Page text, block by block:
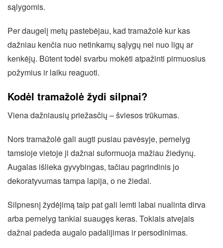
sąlygomis.
Per daugelį metų pastebėjau, kad tramažolė kur kas
dažniau kenčia nuo netinkamų sąlygų nei nuo ligų ar
kenkėjų. Būtent todėl svarbu mokėti atpažinti pirmuosius
požymius ir laiku reaguoti.
Kodėl tramažolė žydi silpnai?
Viena dažniausių priežasčių – šviesos trūkumas.
Nors tramažolė gali augti pusiau pavėsyje, pernelyg
tamsioje vietoje ji dažnai suformuoja mažiau žiedynų.
Augalas išlieka gyvybingas, tačiau pagrindinis jo
dekoratyvumas tampa lapija, o ne žiedai.
Silpnesnį žydėjimą taip pat gali lemti labai nualinta dirva
arba pernelyg tankiai suaugęs keras. Tokiais atvejais
dažnai padeda augalo padalijimas ir persodinimas.